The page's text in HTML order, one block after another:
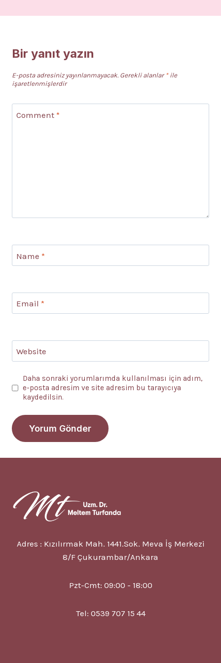
Bir yanıt yazın
E-posta adresiniz yayınlanmayacak. Gerekli alanlar *ile
işaretlenmişlerdir
Comment *
Name *
Email *
Website
Daha sonraki yorumlarımda kullanılması için adım,
e-posta adresim ve site adresim bu tarayıcıya
kaydedilsin.
Adres : Kızılırmak Mah. 1441.Sok. Meva İş Merkezi
8/F Çukurambar/Ankara
Pzt-Cmt: 09:00 - 18:00
Tel: 0539 707 15 44